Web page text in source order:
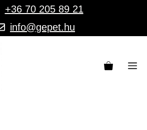
+36 70 205 89 21
info@gepet.hu